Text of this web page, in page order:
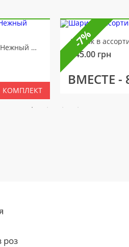
Цветочная композиция Нежный мотив
КОМПЛЕКТ
Шарик в
145.00 грн
ВМЕСТЕ -
-7%
роз